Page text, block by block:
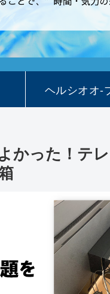
ヘルシオオ-
かった！テ